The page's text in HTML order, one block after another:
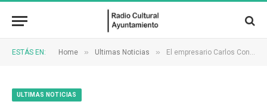
ESTÁS EN: Home » Ultimas Noticias » El empresario Carlos Constandse fue electo presidente del Comité Ciudadano de Seguimiento a la Aplicación de los Recursos Públicos
ULTIMAS NOTICIAS